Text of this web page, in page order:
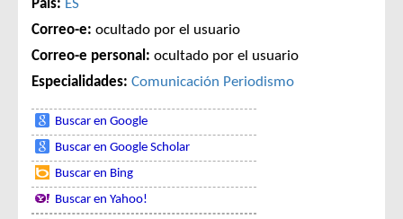
País: ES
Correo-e: ocultado por el usuario
Correo-e personal: ocultado por el usuario
Especialidades: Comunicación Periodismo
Buscar en Google
Buscar en Google Scholar
Buscar en Bing
Buscar en Yahoo!